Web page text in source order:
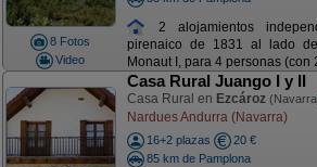
8 Fotos
Video
2 alojamientos
pirenaico de 1831 al lado
Monaut I, para 4 personas (con
Casa Rural Juango I y II
Casa Rural en Ezcároz
Nardues Andurra (Navarra)
16+2 plazas
20 €
85 km de Pamplona